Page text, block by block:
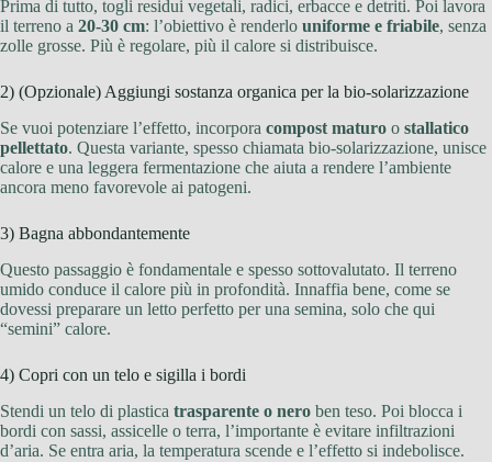
Prima di tutto, togli residui vegetali, radici, erbacce e detriti. Poi lavora
il terreno a 20-30 cm: l’obiettivo è renderlo uniforme e friabile, senza
zolle grosse. Più è regolare, più il calore si distribuisce.
2) (Opzionale) Aggiungi sostanza organica per la bio-solarizzazione
Se vuoi potenziare l’effetto, incorpora compost maturo o stallatico
pellettato. Questa variante, spesso chiamata bio-solarizzazione, unisce
calore e una leggera fermentazione che aiuta a rendere l’ambiente
ancora meno favorevole ai patogeni.
3) Bagna abbondantemente
Questo passaggio è fondamentale e spesso sottovalutato. Il terreno
umido conduce il calore più in profondità. Innaffia bene, come se
dovessi preparare un letto perfetto per una semina, solo che qui
“semini” calore.
4) Copri con un telo e sigilla i bordi
Stendi un telo di plastica trasparente o nero ben teso. Poi blocca i
bordi con sassi, assicelle o terra, l’importante è evitare infiltrazioni
d’aria. Se entra aria, la temperatura scende e l’effetto si indebolisce.